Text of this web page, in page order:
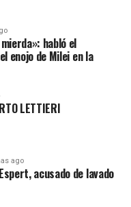
habló el
enojo de Milei en la
LETTIERI
ago
acusado de lavado